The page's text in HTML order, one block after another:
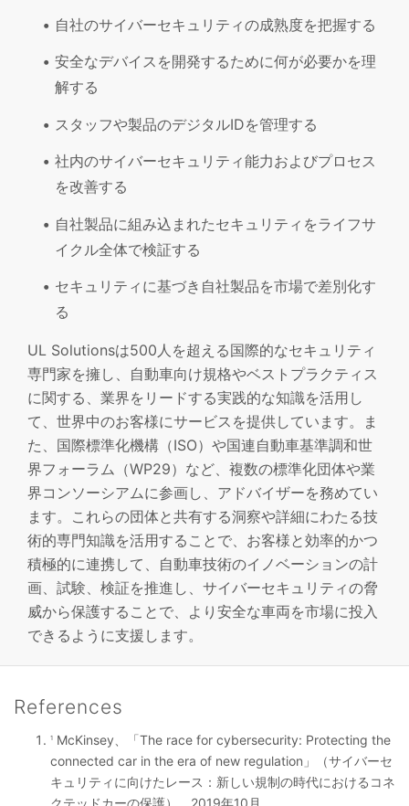
自社のサイバーセキュリティの成熟度を把握する
安全なデバイスを開発するために何が必要かを理
解する
スタッフや製品のデジタルIDを管理する
社内のサイバーセキュリティ能力およびプロセス
を改善する
自社製品に組み込まれたセキュリティをライフサ
イクル全体で検証する
セキュリティに基づき自社製品を市場で差別化す
る
UL Solutionsは500人を超える国際的なセキュリティ
専門家を擁し、自動車向け規格やベストプラクティス
に関する、業界をリードする実践的な知識を活用し
て、世界中のお客様にサービスを提供しています。ま
た、国際標準化機構（ISO）や国連自動車基準調和世
界フォーラム（WP29）など、複数の標準化団体や業
界コンソーシアムに参画し、アドバイザーを務めてい
ます。これらの団体と共有する洞察や詳細にわたる技
術的専門知識を活用することで、お客様と効率的かつ
積極的に連携して、自動車技術のイノベーションの計
画、試験、検証を推進し、サイバーセキュリティの脅
威から保護することで、より安全な車両を市場に投入
できるように支援します。
References
1 McKinsey、「The race for cybersecurity: Protecting the
connected car in the era of new regulation」（サイバーセ
キュリティに向けたレース：新しい規制の時代におけるコネ